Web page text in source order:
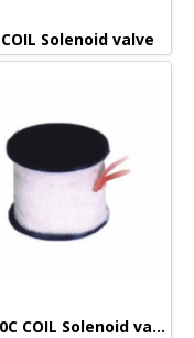
COIL Solenoid valve
2W160C COIL Solenoid valve